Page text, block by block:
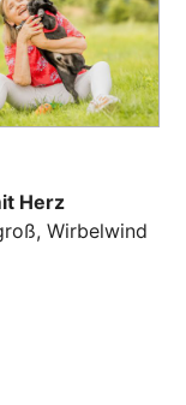
Herz
Wirbelwind